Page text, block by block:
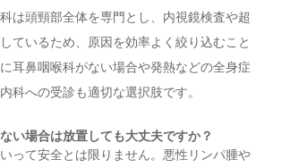
は頭頸部全体を専門とし、内視鏡検査や超
ているため、原因を効率よく絞り込むこと
耳鼻咽喉科がない場合や発熱などの全身症
科への受診も適切な選択肢です。
い場合は放置しても大丈夫ですか？
って安全とは限りません。悪性リンパ腫や